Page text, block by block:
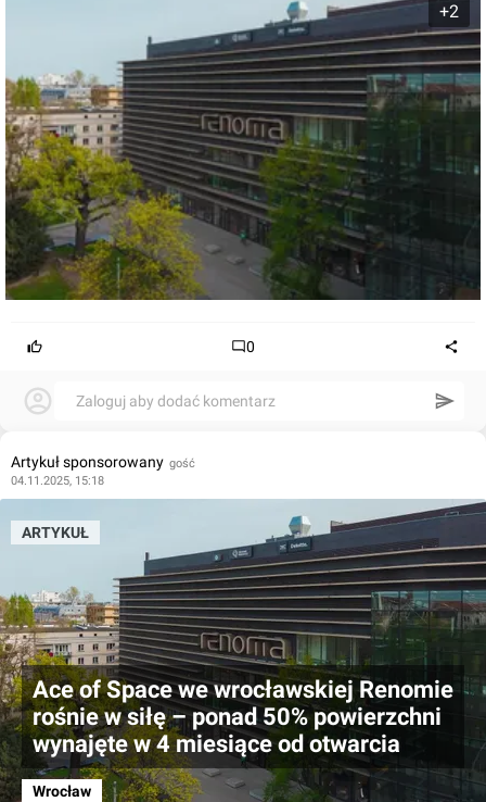
+2
0
Zaloguj aby dodać komentarz
Artykuł sponsorowany gość
04.11.2025, 15:18
Ace of Space we wrocławskiej Renomie
rośnie w siłę – ponad 50% powierzchni
wynajęte w 4 miesiące od otwarcia
Wrocław
ARTYKUŁ